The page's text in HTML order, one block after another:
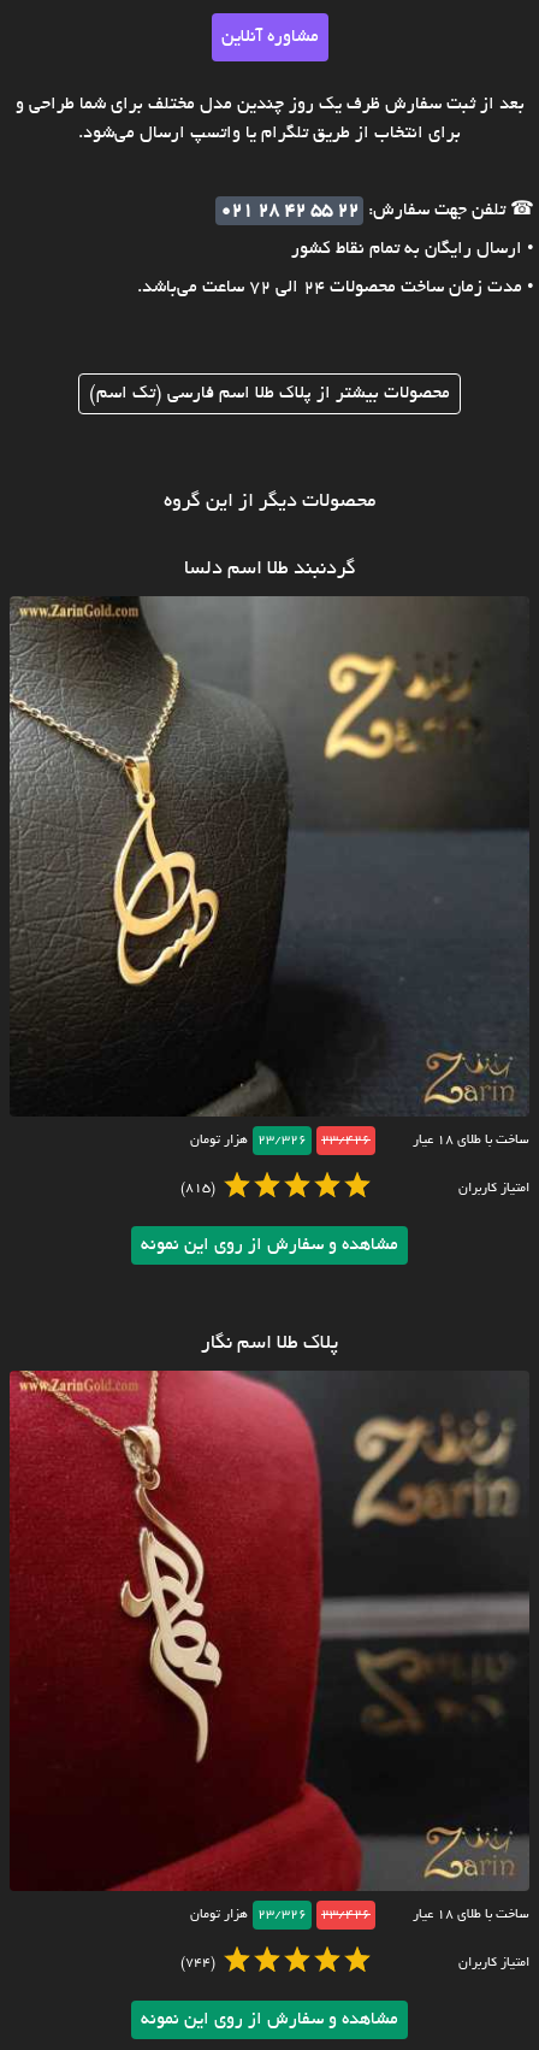
مشاوره آنلاین
بعد از ثبت سفارش ظرف یک روز چندین مدل مختلف برای شما طراحی و
برای انتخاب از طریق تلگرام یا واتسپ ارسال می‌شود.
☎ تلفن جهت سفارش:
021 28 42 55 22
• ارسال رایگان به تمام نقاط کشور
• مدت زمان ساخت محصولات 24 الی 72 ساعت می‌باشد.
محصولات بیشتر از پلاک طلا اسم فارسی (تک اسم)
محصولات دیگر از این گروه
گردنبند طلا اسم دلسا
ساخت با طلای ۱۸ عیار 23/426
23/326 هزار تومان
امتیاز کاربران (815)
مشاهده و سفارش از روی این نمونه
پلاک طلا اسم نگار
ساخت با طلای ۱۸ عیار 23/426
23/326 هزار تومان
امتیاز کاربران (744)
مشاهده و سفارش از روی این نمونه